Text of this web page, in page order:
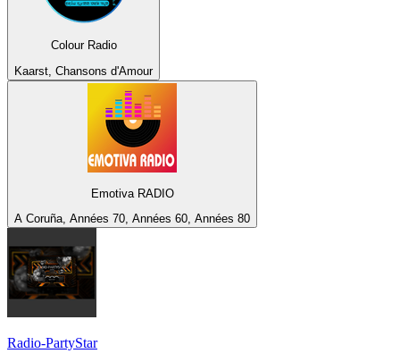
Colour Radio
Kaarst, Chansons d'Amour
Emotiva RADIO
A Coruña, Années 70, Années 60, Années 80
Radio-PartyStar